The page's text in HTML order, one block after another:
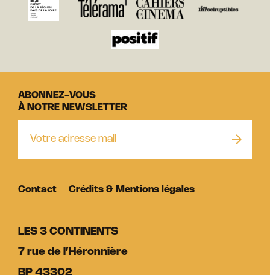
LES 3 CONTINENTS
7 rue de l’Héronnière
BP 43302
ABONNEZ-VOUS
À NOTRE NEWSLETTER
Contact Crédits & Mentions légales